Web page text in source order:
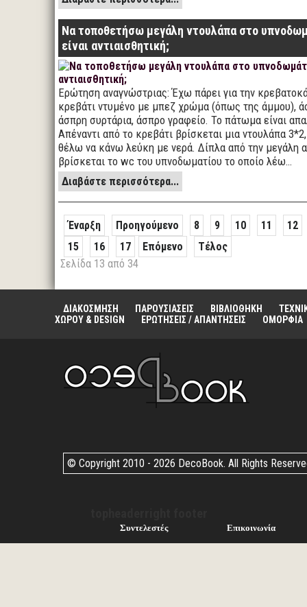
Να τοποθετήσω μεγάλη ντουλάπα στο
είναι αντιαισθητική;
Ερώτηση αναγνώστριας: Έχω πάρει για την
κρεβάτι ντυμένο με μπεζ χρώμα (όπως της άμμου),
άσπρη συρτάρια, άσπρο γραφείο. Το πάτωμα είναι
Απέναντι από το κρεβάτι βρίσκεται μια ντουλάπα
θέλω να κάνω λεύκη με νερά. Δίπλα από την μεγάλη
βρίσκεται το wc του υπνοδωματίου το οποίο λέω…
Διαβάστε περισσότερα...
Έναρξη Προηγούμενο 8 9 10 11
12
15
16 17 Επόμενο
Τέλος
Σελίδα 13 από 34
ΔΙΑΚΟΣΜΗΣΗ ΠΑΡΟΥΣΙΑΣΕΙΣ ΒΙΒΛΙΟΘΗΚΗ
ΧΩΡΟΥ & DESIGN
ΕΡΩΤΗΣΕΙΣ / ΑΠΑΝΤΗΣΕΙΣ ΟΜΟΡΦΙΑ
© Copyright 2010 - 2026 DecoBook. All Rights
Συντελεστές Επικοινωνία